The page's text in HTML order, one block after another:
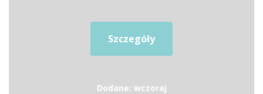
Szczegóły
Dodane: wczoraj